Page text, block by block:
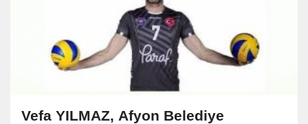
Vefa YILMAZ, Afyon Belediye